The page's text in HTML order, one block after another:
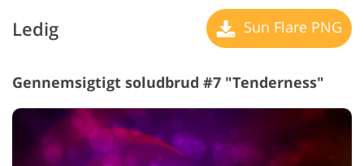
Ledig Sun Flare PNG
Gennemsigtigt soludbrud #7 "Tenderness"